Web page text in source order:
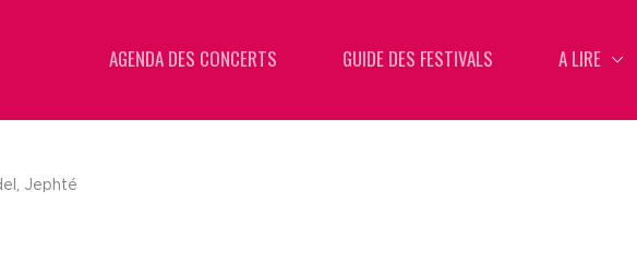
AGENDA DES CONCERTS GUIDE DES FESTIVALS A LIRE
Jephté